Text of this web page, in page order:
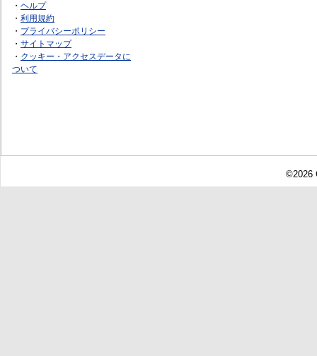
・ ヘルプ
・ 利用規約
・ プライバシーポリシー
・ サイトマップ
・ クッキー・アクセスデータに
ついて
©2026